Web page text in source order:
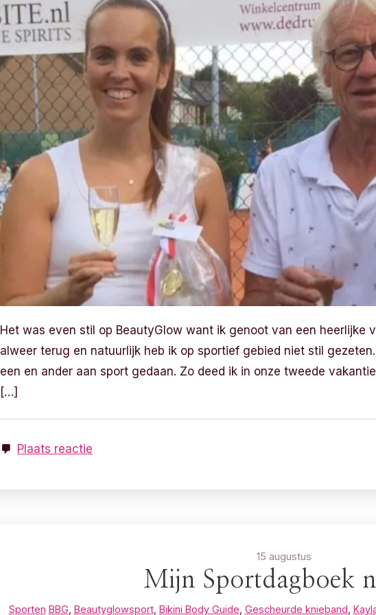
Het was even stil op BeautyGlow want ik genoot van een heerlijke
alweer terug en natuurlijk heb ik op sportief gebied niet stil
een en ander aan sport gedaan. Zo deed ik in onze tweede
[…]
Plaats reactie
15 augustus
Mijn Sportdagboek
Sporten BBG Beautyglowsport, Bikini Body Guide Gescheurde knieband